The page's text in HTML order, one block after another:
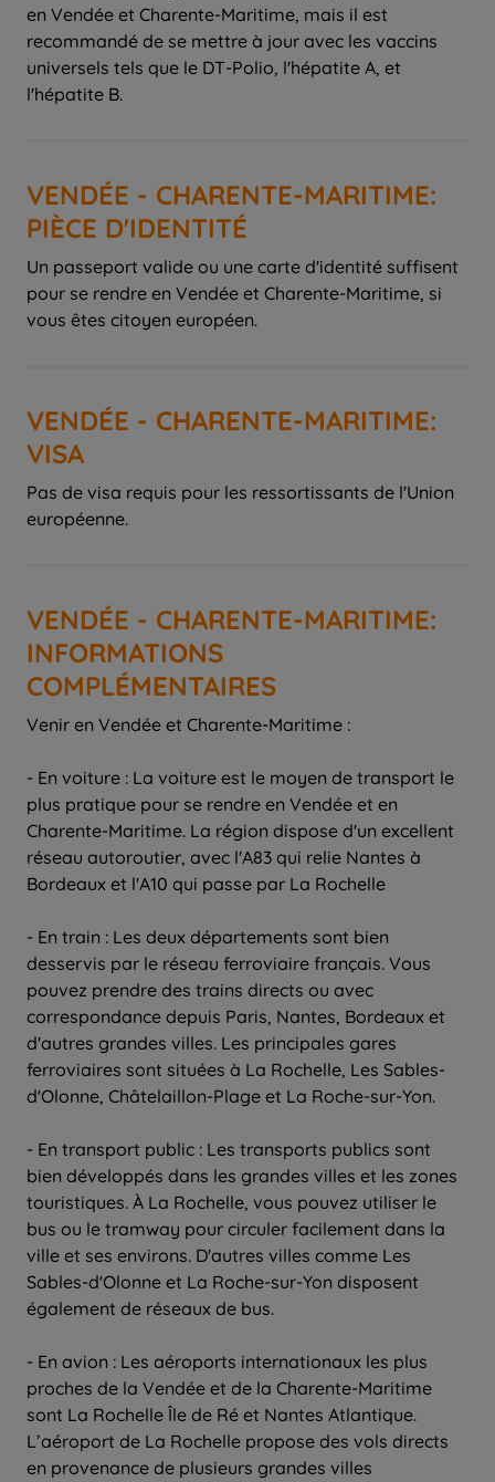
en Vendée et Charente-Maritime, mais il est
recommandé de se mettre à jour avec les vaccins
universels tels que le DT-Polio, l'hépatite A, et
l'hépatite B.
VENDÉE - CHARENTE-MARITIME:
PIÈCE D'IDENTITÉ
Un passeport valide ou une carte d'identité suffisent
pour se rendre en Vendée et Charente-Maritime, si
vous êtes citoyen européen.
VENDÉE - CHARENTE-MARITIME:
VISA
Pas de visa requis pour les ressortissants de l'Union
européenne.
VENDÉE - CHARENTE-MARITIME:
INFORMATIONS
COMPLÉMENTAIRES
Venir en Vendée et Charente-Maritime :
- En voiture : La voiture est le moyen de transport le
plus pratique pour se rendre en Vendée et en
Charente-Maritime. La région dispose d'un excellent
réseau autoroutier, avec l'A83 qui relie Nantes à
Bordeaux et l'A10 qui passe par La Rochelle
- En train : Les deux départements sont bien
desservis par le réseau ferroviaire français. Vous
pouvez prendre des trains directs ou avec
correspondance depuis Paris, Nantes, Bordeaux et
d'autres grandes villes. Les principales gares
ferroviaires sont situées à La Rochelle, Les Sables-
d'Olonne, Châtelaillon-Plage et La Roche-sur-Yon.
- En transport public : Les transports publics sont
bien développés dans les grandes villes et les zones
touristiques. À La Rochelle, vous pouvez utiliser le
bus ou le tramway pour circuler facilement dans la
ville et ses environs. D'autres villes comme Les
Sables-d'Olonne et La Roche-sur-Yon disposent
également de réseaux de bus.
- En avion : Les aéroports internationaux les plus
proches de la Vendée et de la Charente-Maritime
sont La Rochelle Île de Ré et Nantes Atlantique.
L’aéroport de La Rochelle propose des vols directs
en provenance de plusieurs grandes villes